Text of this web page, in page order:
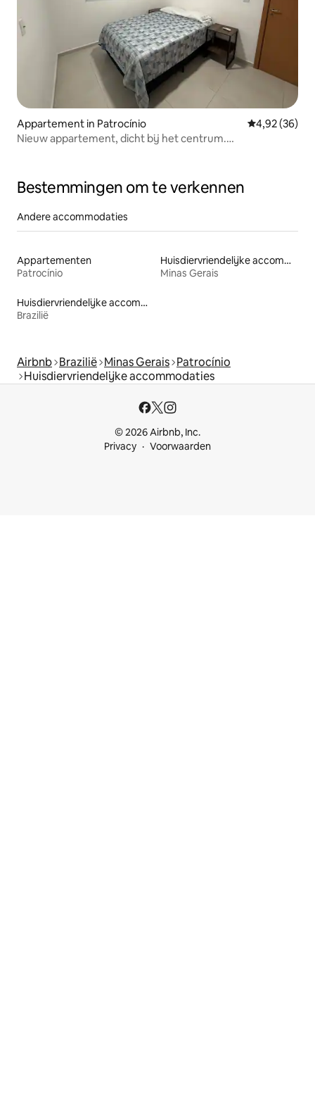
Appartement in Patrocínio Gemiddelde
4,92 (36)
Nieuw appartement, dicht bij het centrum.
Bestemmingen om te verkennen
Andere accommodaties
Appartementen
Patrocínio
Huisdiervriendelijke accommodaties
Minas Gerais
Huisdiervriendelijke accommodaties
Brazilië
Airbnb Brazilië Minas Gerais Patrocínio
Huisdiervriendelijke accommodaties
© 2026 Airbnb, Inc.
Privacy
Voorwaarden